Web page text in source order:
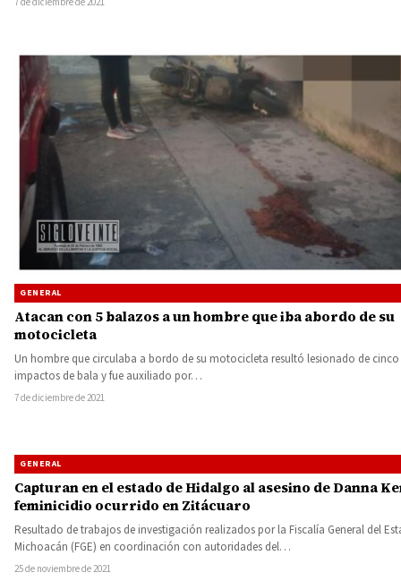
GENERAL
Atacan con 5 balazos a un hombre que iba abordo de su
motocicleta
Un hombre que circulaba a bordo de su motocicleta resultó lesionado de cinco
impactos de bala y fue auxiliado por…
7 de diciembre de 2021
GENERAL
Capturan en el estado de Hidalgo al asesino de Danna
feminicidio ocurrido en Zitácuaro
Resultado de trabajos de investigación realizados por la Fiscalía General del
Michoacán (FGE) en coordinación con autoridades del…
25 de noviembre de 2021